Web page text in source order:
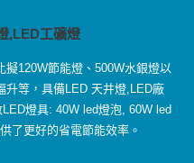
,LED工礦燈
120W節能燈、500W水銀燈以
升等，具備LED 天井燈,LED廠
燈具: 40W led燈泡, 60W led
了更好的省電節能效率。